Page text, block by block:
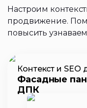
Настроим
продвижение.
повысить
Контекст и SEO
Фасадные
ДПК